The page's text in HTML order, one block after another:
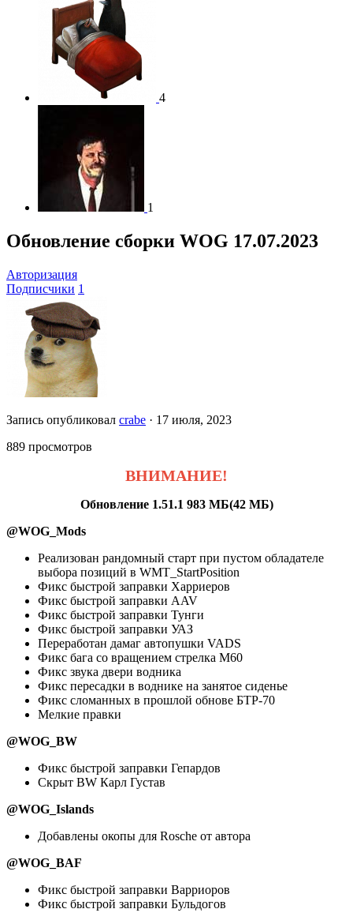
4
1
Обновление сборки WOG 17.07.2023
Авторизация
Подписчики 1
Запись опубликовал crabe · 17 июля, 2023
889 просмотров
ВНИМАНИЕ!
Обновление 1.51.1 983 МБ(42 МБ)
@WOG_Mods
Реализован рандомный старт при пустом обладателе
выбора позиций в WMT_StartPosition
Фикс быстрой заправки Харриеров
Фикс быстрой заправки AAV
Фикс быстрой заправки Тунги
Фикс быстрой заправки УАЗ
Переработан дамаг автопушки VADS
Фикс бага со вращением стрелка M60
Фикс звука двери водника
Фикс пересадки в воднике на занятое сиденье
Фикс сломанных в прошлой обнове БТР-70
Мелкие правки
@WOG_BW
Фикс быстрой заправки Гепардов
Скрыт BW Карл Густав
@WOG_Islands
Добавлены окопы для Rosche от автора
@WOG_BAF
Фикс быстрой заправки Варриоров
Фикс быстрой заправки Бульдогов